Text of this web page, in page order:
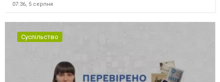
07:36, 5 серпня
Суспільство